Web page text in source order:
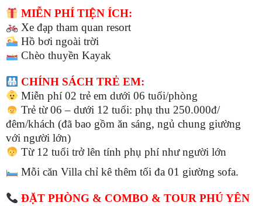
MIỄN PHÍ TIỆN ÍCH:
Xe đạp tham quan resort
Hồ bơi ngoài trời
Chèo thuyền Kayak
CHÍNH SÁCH TRẺ EM:
Miễn phí 02 trẻ em dưới 06 tuổi/phòng
Trẻ từ 06 – dưới 12 tuổi: phụ thu 250.000đ/
đêm/khách (đã bao gồm ăn sáng, ngủ chung giường
với người lớn)
Từ 12 tuổi trở lên tính phụ phí như người lớn
Mỗi căn Villa chỉ kê thêm tối đa 01 giường sofa.
ĐẶT PHÒNG & COMBO & TOUR PHÚ YÊN